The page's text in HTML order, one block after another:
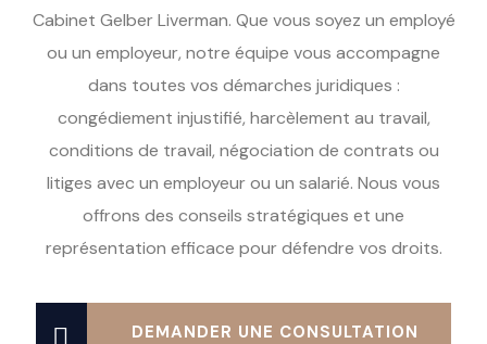
Cabinet Gelber Liverman. Que vous soyez un employé
ou un employeur, notre équipe vous accompagne
dans toutes vos démarches juridiques :
congédiement injustifié, harcèlement au travail,
conditions de travail, négociation de contrats ou
litiges avec un employeur ou un salarié. Nous vous
offrons des conseils stratégiques et une
représentation efficace pour défendre vos droits.
DEMANDER UNE CONSULTATION